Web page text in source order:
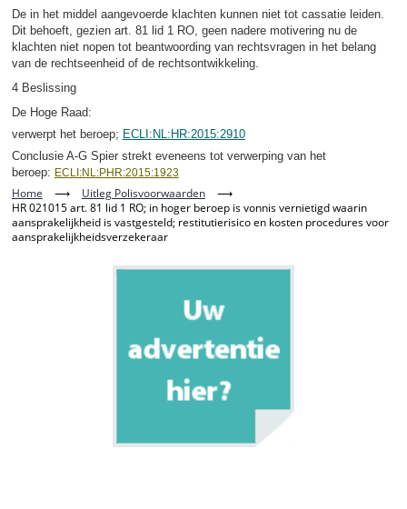
De in het middel aangevoerde klachten kunnen niet tot cassatie leiden.
Dit behoeft, gezien art. 81 lid 1 RO, geen nadere motivering nu de
klachten niet nopen tot beantwoording van rechtsvragen in het belang
van de rechtseenheid of de rechtsontwikkeling.
4 Beslissing
De Hoge Raad:
verwerpt het beroep; ECLI:NL:HR:2015:2910
Conclusie A-G Spier strekt eveneens tot verwerping van het
beroep: ECLI:NL:PHR:2015:1923
Home ⟶ Uitleg Polisvoorwaarden
⟶
HR 021015 art. 81 lid 1 RO; in hoger beroep is vonnis vernietigd waarin
aansprakelijkheid is vastgesteld; restitutierisico en kosten procedures voor
aansprakelijkheidsverzekeraar